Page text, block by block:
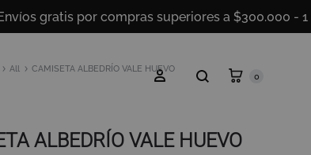
por compras superiores a $300.000 - 100%
Sign inSearch Cart
0
All CAMISETA ALBEDRÍO VALE HUEVO
ALBEDRÍO VALE HUEVO